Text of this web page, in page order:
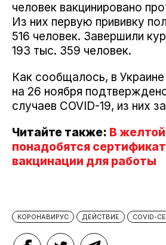
человек вакцинировано
Из них первую прививку
516 человек. Завершили
193 тыс. 359 человек.
Как сообщалось, в
на 26 ноября
случаев COVID-19, из них
Читайте также: В
понадобятся
вакцинации для работы
КОРОНАВИРУС ДЕЙСТВИЕ COVID-